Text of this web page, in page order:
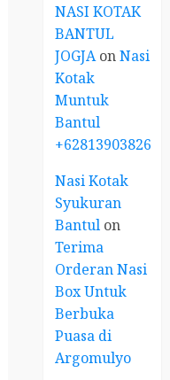
NASI KOTAK
BANTUL
JOGJAonNasi
Kotak
Muntuk
Bantul
+6281390382667
Nasi Kotak
Syukuran
Bantul on
Terima
Orderan Nasi
Box Untuk
Berbuka
Puasa di
Argomulyo